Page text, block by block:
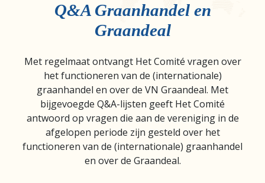
Q&A Graanhandel en
Graandeal
Met regelmaat ontvangt Het Comité vragen over
het functioneren van de (internationale)
graanhandel en over de VN Graandeal. Met
bijgevoegde Q&A-lijsten geeft Het Comité
antwoord op vragen die aan de vereniging in de
afgelopen periode zijn gesteld over het
functioneren van de (internationale) graanhandel
en over de Graandeal.